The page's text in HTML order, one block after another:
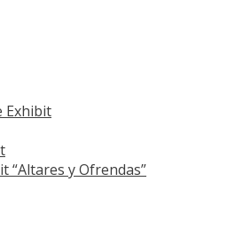
Exhibit
“Altares y Ofrendas”